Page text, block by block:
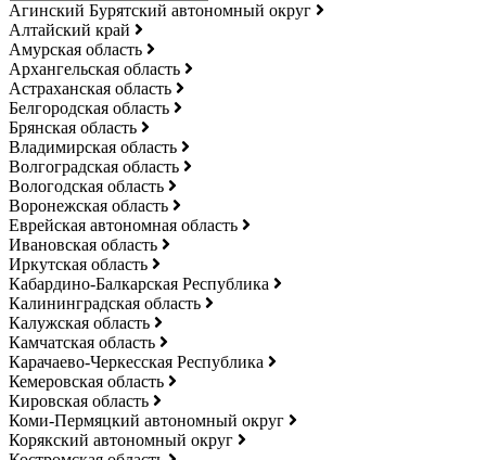
Агинский Бурятский автономный округ
Алтайский край
Амурская область
Архангельская область
Астраханская область
Белгородская область
Брянская область
Владимирская область
Волгоградская область
Вологодская область
Воронежская область
Еврейская автономная область
Ивановская область
Иркутская область
Кабардино-Балкарская Республика
Калининградская область
Калужская область
Камчатская область
Карачаево-Черкесская Республика
Кемеровская область
Кировская область
Коми-Пермяцкий автономный округ
Корякский автономный округ